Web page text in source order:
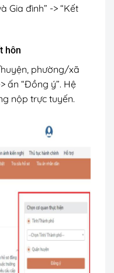
Gia đình” -> “Kết
hôn
phường/xã
ấn “Đồng ý”. Hệ
nộp trực tuyến.